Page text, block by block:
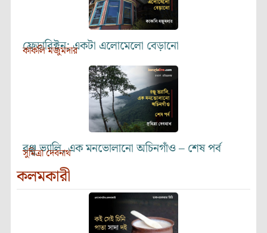
ফ্রেডারিক্টন: একটা এলোমেলো বেড়ানো
কাকলি মজুমদার
রঞ্জু ভ্যালি, এক মনভোলানো অচিনগাঁও – শেষ পর্ব
সুমিত্রা দেবনাথ
কলমকারী